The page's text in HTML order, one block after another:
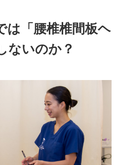
は「腰椎椎間板ヘ
ないのか？